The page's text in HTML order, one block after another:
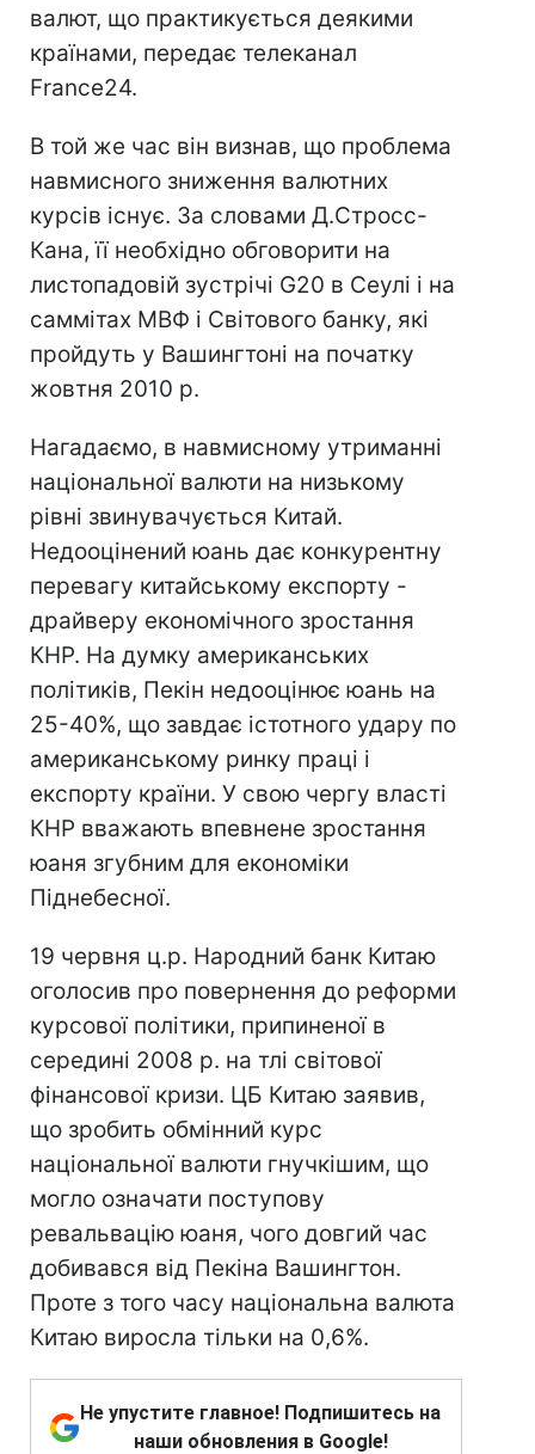
валют, що практикується деякими
країнами, передає телеканал
France24.
В той же час він визнав, що проблема
навмисного зниження валютних
курсів існує. За словами Д.Стросс-
Кана, її необхідно обговорити на
листопадовій зустрічі G20 в Сеулі і на
саммітах МВФ і Світового банку, які
пройдуть у Вашингтоні на початку
жовтня 2010 р.
Нагадаємо, в навмисному утриманні
національної валюти на низькому
рівні звинувачується Китай.
Недооцінений юань дає конкурентну
перевагу китайському експорту -
драйверу економічного зростання
КНР. На думку американських
політиків, Пекін недооцінює юань на
25-40%, що завдає істотного удару по
американському ринку праці і
експорту країни. У свою чергу власті
КНР вважають впевнене зростання
юаня згубним для економіки
Піднебесної.
19 червня ц.р. Народний банк Китаю
оголосив про повернення до реформи
курсової політики, припиненої в
середині 2008 р. на тлі світової
фінансової кризи. ЦБ Китаю заявив,
що зробить обмінний курс
національної валюти гнучкішим, що
могло означати поступову
ревальвацію юаня, чого довгий час
добивався від Пекіна Вашингтон.
Проте з того часу національна валюта
Китаю виросла тільки на 0,6%.
Не упустите главное! Подпишитесь на
наши обновления в Google!